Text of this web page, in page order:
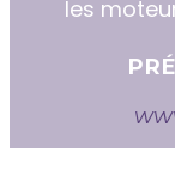
les